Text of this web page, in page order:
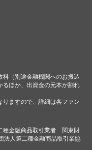
（別途金融機関へのお振込
るほか、出資金の元本が割れ
ますので、詳細は各ファン
種金融商品取引業者 関東財
人第二種金融商品取引業協